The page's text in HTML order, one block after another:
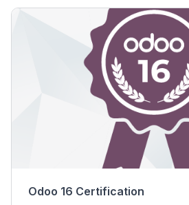
Inventory, MRP, HR,
You’ll have 1.5 hours to
questions exam.
You must score (at least) 70%
Each CORRECT answer
Each WRONG answer
Each UNANSWERED
Odoo 16 Certification